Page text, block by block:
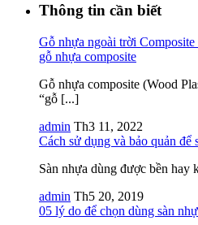
Thông tin cần biết
Gỗ nhựa ngoài trời
gỗ nhựa composite
Gỗ nhựa composite (Wood
“gỗ [...]
admin Th3 11, 2022
Cách sử dụng và bảo quản để
Sàn nhựa dùng được bền hay
admin Th5 20, 2019
05 lý do để chọn dùng sàn